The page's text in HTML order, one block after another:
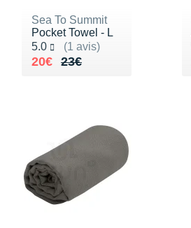
Sea To Summit
Pocket Towel - L
5.0
(1 avis)
Noté 5.0 sur 5
23€
Au lieu de 23€
20€
Vendu 20€